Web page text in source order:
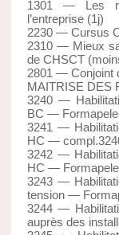
1301 — Les
l’entreprise (1j)
2230 — Cursus
2310 — Mieux
de CHSCT
2801 — Conjoint
MAITRISE DES
3240 —
BC —
3241 —
HC —
3242 —
HC —
3243 —
tension —
3244 —
auprès des